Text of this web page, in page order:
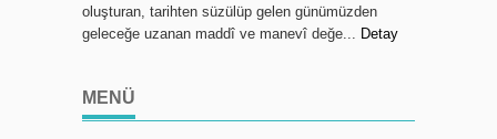
oluşturan, tarihten süzülüp gelen günümüzden
geleceğe uzanan maddî ve manevî değe... Detay
MENÜ